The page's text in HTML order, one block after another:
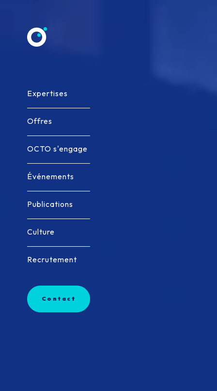
Expertises
Expertises
Offres
Offres
OCTO s'engage
OCTO s'engage
Événements
Événements
Publications
Publications
Culture
Culture
Recrutement
Recrutement
Contact